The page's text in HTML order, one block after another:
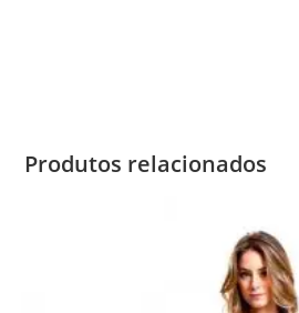
Produtos relacionados